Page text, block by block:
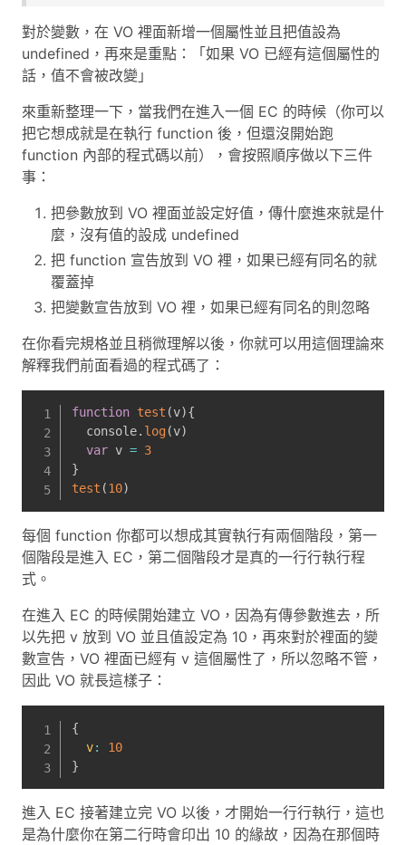
對於變數，在 VO 裡面新增一個屬性並且把值設為
undefined，再來是重點：「如果 VO 已經有這個屬性的
話，值不會被改變」
來重新整理一下，當我們在進入一個 EC 的時候（你可以
把它想成就是在執行 function 後，但還沒開始跑
function 內部的程式碼以前），會按照順序做以下三件
事：
把參數放到 VO 裡面並設定好值，傳什麼進來就是什
麼，沒有值的設成 undefined
把 function 宣告放到 VO 裡，如果已經有同名的就
覆蓋掉
把變數宣告放到 VO 裡，如果已經有同名的則忽略
在你看完規格並且稍微理解以後，你就可以用這個理論來
解釋我們前面看過的程式碼了：
function test (v){
  console
. log(v)
var v = 3
}
test (10)
每個 function 你都可以想成其實執行有兩個階段，第一
個階段是進入 EC，第二個階段才是真的一行行執行程
式。
在進入 EC 的時候開始建立 VO，因為有傳參數進去，所
以先把 v 放到 VO 並且值設定為 10，再來對於裡面的變
數宣告，VO 裡面已經有 v 這個屬性了，所以忽略不管，
因此 VO 就長這樣子：
{
v:
10
}
進入 EC 接著建立完 VO 以後，才開始一行行執行，這也
是為什麼你在第二行時會印出 10 的緣故，因為在那個時